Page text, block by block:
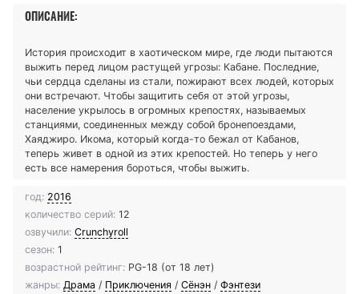
ОПИСАНИЕ:
История происходит в хаотическом мире, где люди пытаются
выжить перед лицом растущей угрозы: Кабане. Последние,
чьи сердца сделаны из стали, пожирают всех людей, которых
они встречают. Чтобы защитить себя от этой угрозы,
население укрылось в огромных крепостях, называемых
станциями, соединенных между собой бронепоездами,
Хаяджиро. Икома, который когда-то бежал от Кабанов,
теперь живет в одной из этих крепостей. Но теперь у него
есть все намерения бороться, чтобы выжить.
год: 2016
количество серий: 12
озвучили: Crunchyroll
сезон: 1
возрастной рейтинг: PG-18 (от 18 лет)
жанры: Драма / Приключения / Сёнэн / Фэнтези